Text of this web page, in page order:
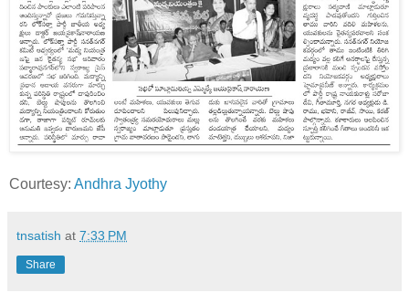
Courtesy: Andhra Jyothy
tnsatish at 7:33 PM
Share